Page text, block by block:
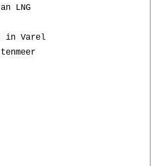
LNG
in Varel